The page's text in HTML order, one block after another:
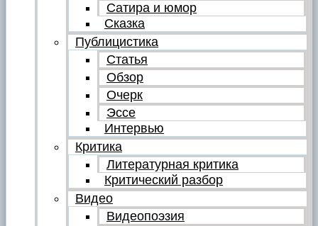
Сатира и юмор
Сказка
Публицистика
Статья
Обзор
Очерк
Эссе
Интервью
Критика
Литературная критика
Критический разбор
Видео
Видеопоэзия